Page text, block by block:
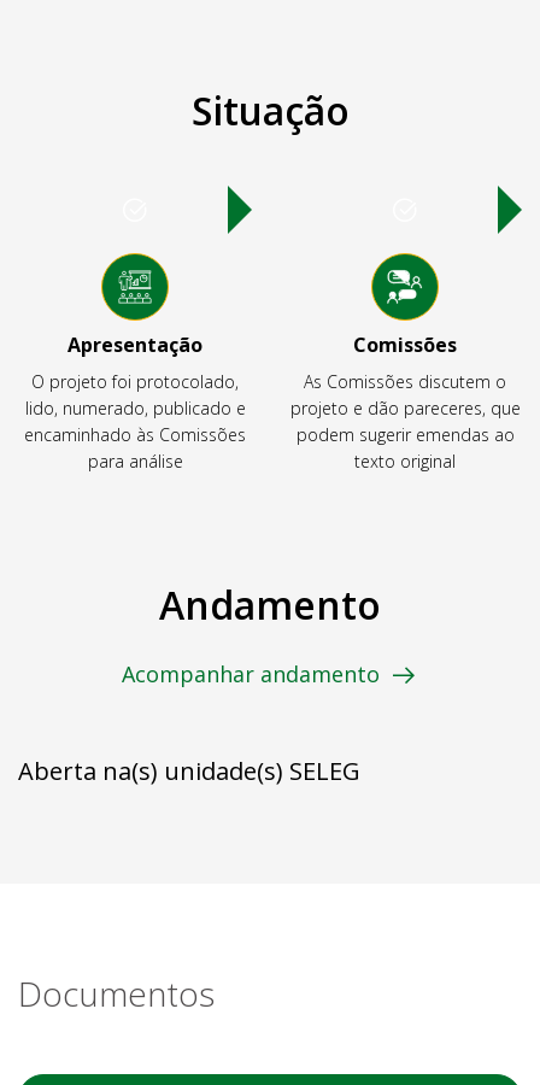
Situação
Apresentação
O projeto foi protocolado,
lido, numerado, publicado e
encaminhado às Comissões
para análise
Comissões
As Comissões discutem o
projeto e dão pareceres, que
podem sugerir emendas ao
texto original
Andamento
Acompanhar andamento
Aberta na(s) unidade(s) SELEG
Documentos